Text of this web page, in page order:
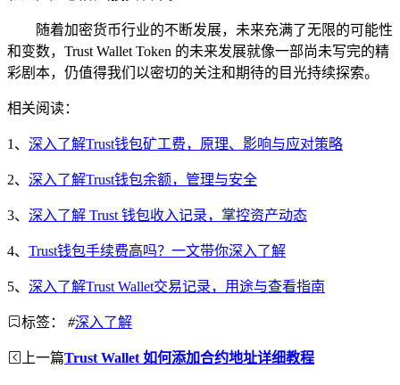
随着加密货币行业的不断发展，未来充满了无限的可能性
和变数，Trust Wallet Token 的未来发展就像一部尚未写完的精
彩剧本，仍值得我们以密切的关注和期待的目光持续探索。
相关阅读：
1、 深入了解Trust钱包矿工费，原理、影响与应对策略
2、 深入了解Trust钱包余额，管理与安全
3、 深入了解 Trust 钱包收入记录，掌控资产动态
4、 Trust钱包手续费高吗？一文带你深入了解
5、 深入了解Trust Wallet交易记录，用途与查看指南
标签： #深入了解
上一篇Trust Wallet 如何添加合约地址详细教程